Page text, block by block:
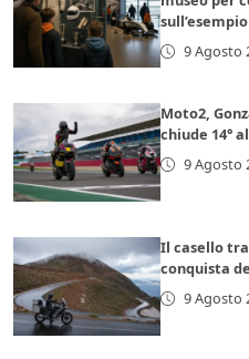
9 Agosto
Moto2,
chiude 14°
9 Agosto
Il casello
conquista
9 Agosto